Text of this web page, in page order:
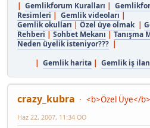
| Gemlikforum Kuralları |
Resimleri | Gemlik videoları |
Gemlik okulları | Özel üye olmak|
Rehberi | Sohbet Mekanı | Tanışma
Neden üyelik isteniyor??? |
| Gemlik harita | Gemlik iş
crazy_kubra
<b>Özel Üye</b>
Haz 22, 2007, 11:34 ÖÖ